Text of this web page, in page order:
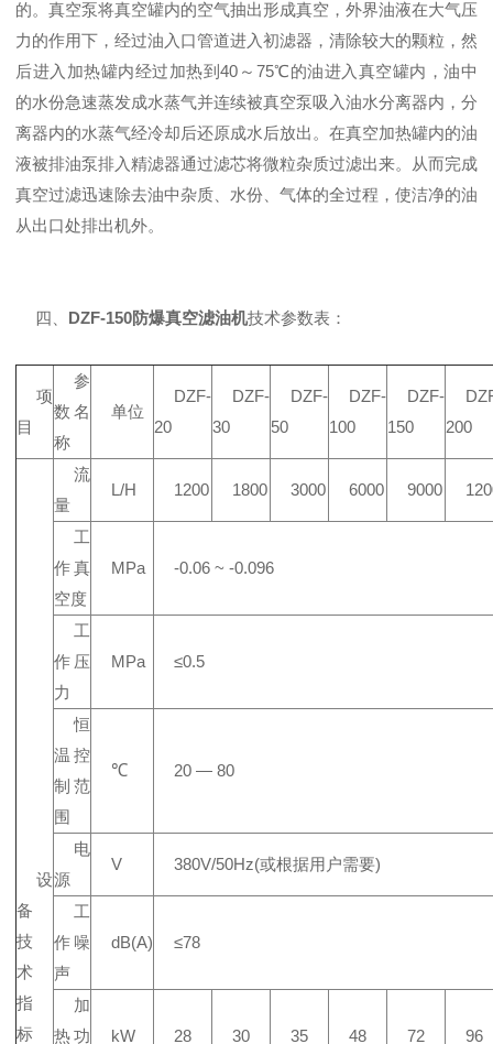
的。真空泵将真空罐内的空气抽出形成真空，外界油液在大气压
力的作用下，经过油入口管道进入初滤器，清除较大的颗粒，然
后进入加热罐内经过加热到40～75℃的油进入真空罐内，油中
的水份急速蒸发成水蒸气并连续被真空泵吸入油水分离器内，分
离器内的水蒸气经冷却后还原成水后放出。在真空加热罐内的油
液被排油泵排入精滤器通过滤芯将微粒杂质过滤出来。从而完成
真空过滤迅速除去油中杂质、水份、气体的全过程，使洁净的油
从出口处排出机外。
四、 DZF-150防爆真空滤油机技术参数表：
项
目
参
数名
称
单位
DZF-
20
DZF-
30
DZF-
50
DZF-
100
DZF-
150
200
设
备
技
术
指
标
流
量
L/H 1200 1800 3000 6000 9000
工
作真
空度
MPa -0.06 ~ -0.096
工
作压
力
MPa ≤0.5
恒
温控
制范
围
℃ 20 — 80
电
源
V 380V/50Hz(或根据用户需要)
工
作噪
声
dB(A) ≤78
加
热功
kW 28 30 35 48 72 96